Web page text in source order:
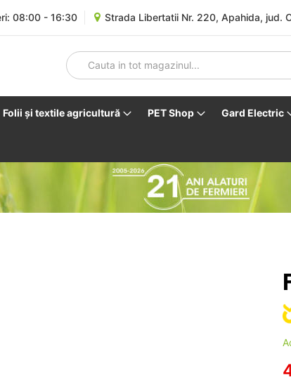
08:00 - 16:30 Strada Libertatii Nr. 220, Apahida, jud.
Folii și textile agricultură PET Shop Gard Electric